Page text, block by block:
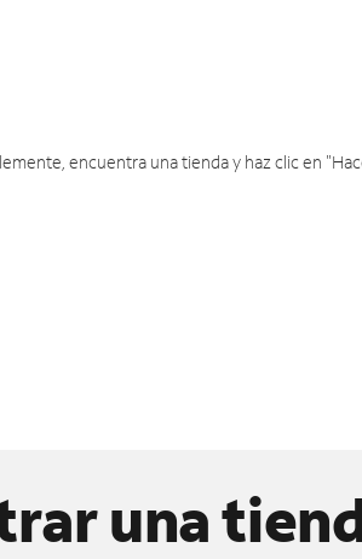
encuentra una tienda y haz clic en
una